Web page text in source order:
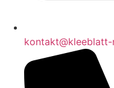
kontakt@kleeblatt-